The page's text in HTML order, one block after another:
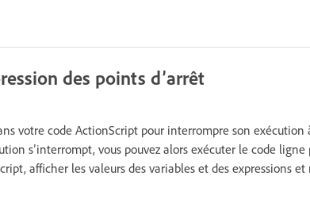
des points d’arrêt
votre code ActionScript pour interrompre son
s’interrompt, vous pouvez alors exécuter le code
afficher les valeurs des variables et des expressions